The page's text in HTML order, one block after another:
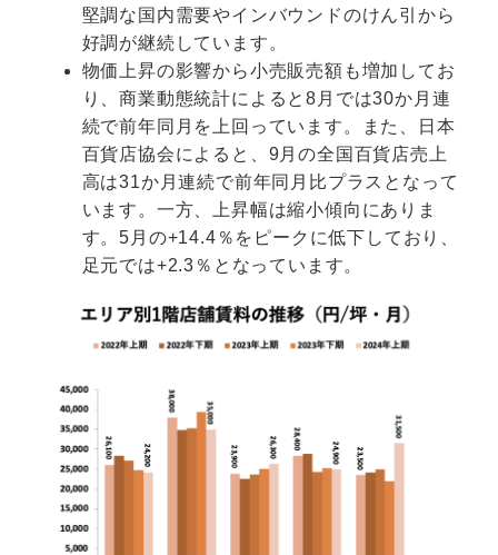
堅調な国内需要やインバウンドのけん引から
好調が継続しています。
物価上昇の影響から小売販売額も増加してお
り、商業動態統計によると8月では30か月連
続で前年同月を上回っています。また、日本
百貨店協会によると、9月の全国百貨店売上
高は31か月連続で前年同月比プラスとなって
います。一方、上昇幅は縮小傾向にありま
す。5月の+14.4％をピークに低下しており、
足元では+2.3％となっています。